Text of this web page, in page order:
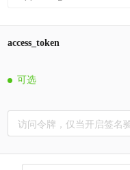
access_token
可选